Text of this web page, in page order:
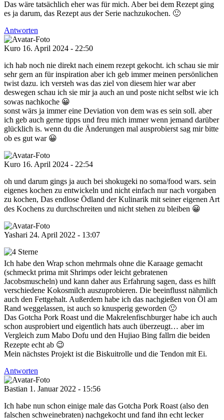
Das wäre tatsächlich eher was für mich. Aber bei dem Rezept ging
es ja darum, das Rezept aus der Serie nachzukochen. 🙂
Antworten
Kuro 16. April 2024 - 22:50
ich hab noch nie direkt nach einem rezept gekocht. ich schau sie mir
sehr gern an für inspiration aber ich geb immer meinen persönlichen
twist dazu. ich versteh was das ziel von diesem hier war aber
deswegen schau ich sie mir ja auch an und poste nicht selbst wie ich
sowas nachkoche 😀
sonst wärs ja immer eine Deviation von dem was es sein soll. aber
ich geb auch gerne tipps und freu mich immer wenn jemand darüber
glücklich is. wenn du die Änderungen mal ausprobierst sag mir bitte
ob es gut war 😀
Kuro 16. April 2024 - 22:54
oh und darum gings ja auch bei shokugeki no soma/food wars. sein
eigenes kochen zu entwickeln und nicht einfach nur nach vorgaben
zu kochen, Das endlose Ödland der Kulinarik mit seiner eigenen Art
des Kochens zu durchschreiten und nicht stehen zu bleiben 😀
Yashari 24. April 2022 - 13:07
Ich habe den Wrap schon mehrmals ohne die Karaage gemacht
(schmeckt prima mit Shrimps oder leicht gebratenen
Jacobsmuscheln) und kann daher aus Erfahrung sagen, dass es hilft
verschiedene Kokosmilch auszuprobieren. Die beeinflusst nähmlich
auch den Fettgehalt. Außerdem habe ich das nachgießen von Öl am
Rand weggelassen, ist auch so knusperig geworden 🙂
Das Gotcha Pork Roast und die Makrelenfischburger habe ich auch
schon ausprobiert und eigentlich hats auch überzeugt… aber im
Vergleich zum Mabo Dofu und den Hujiao Bing fallrn die beiden
Rezepte echt ab 😉
Mein nächstes Projekt ist die Biskuitrolle und die Tendon mit Ei.
Antworten
Bastian 1. Januar 2022 - 15:56
Ich habe nun schon einige male das Gotcha Pork Roast (also den
falschen schweinebraten) nachgekocht und fand ihn echt lecker